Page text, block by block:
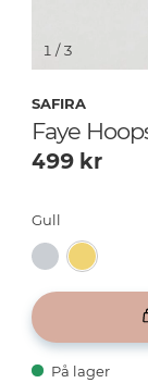
1 / 3
SAFIRA
Faye
499 kr
Gull
På lager